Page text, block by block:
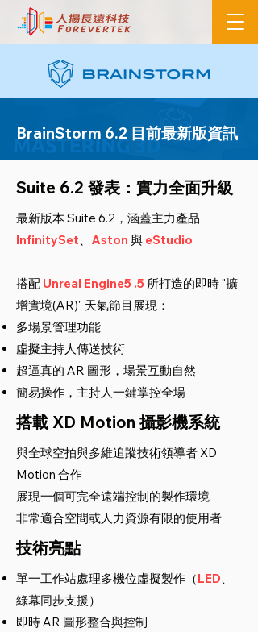
BrainStorm 6.2 目前最新版資訊
Suite 6.2 發表：實力全面升級
最新版本 Suite 6.2，涵蓋主力產品
InfinitySet、 Aston 與 eStudio
搭配 Unreal Engine5 .5 所打造的即時 "擴
增實境(AR)" 天氣節目展現：
多場景管理功能
虛擬主持人傳送技術
超逼真的 AR 圖形，場景互動自然
簡易操作，主持人一鍵掌控全場
搭載 XD Motion 攝影機系統
與全球空拍與多維追蹤技術領導者 XD
Motion 合作
展現一個可完全遠端控制的製作環境
非常適合空間或人力資源有限的使用者
技術亮點
單一工作站處理多機位虛擬製作（LED、
綠幕同步支援）
即時 AR 圖形整合與控制